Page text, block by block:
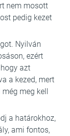
nem mosott
pedig kezet
Nyilván
ezért
azt
a kezed, mert
még meg kell
a határokhoz,
ami fontos,